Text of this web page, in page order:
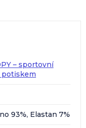
– sportovní
potiskem
93%, Elastan 7%